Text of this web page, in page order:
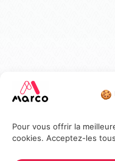
🍪
Pour vous offrir la
cookies. Acceptez-les